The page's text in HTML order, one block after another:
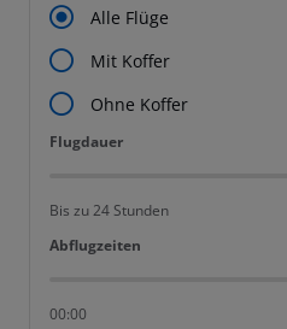
Alle Flüge
Mit Koffer
Ohne Koffer
Flugdauer
Flugdauer
Bis zu 24 Stunden
Abflugzeiten
Abflugzeiten
00:00